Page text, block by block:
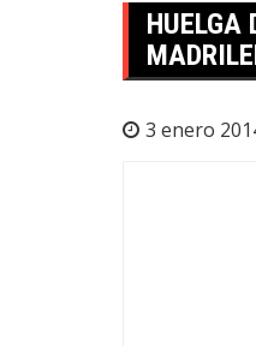
HUELGA
3 enero